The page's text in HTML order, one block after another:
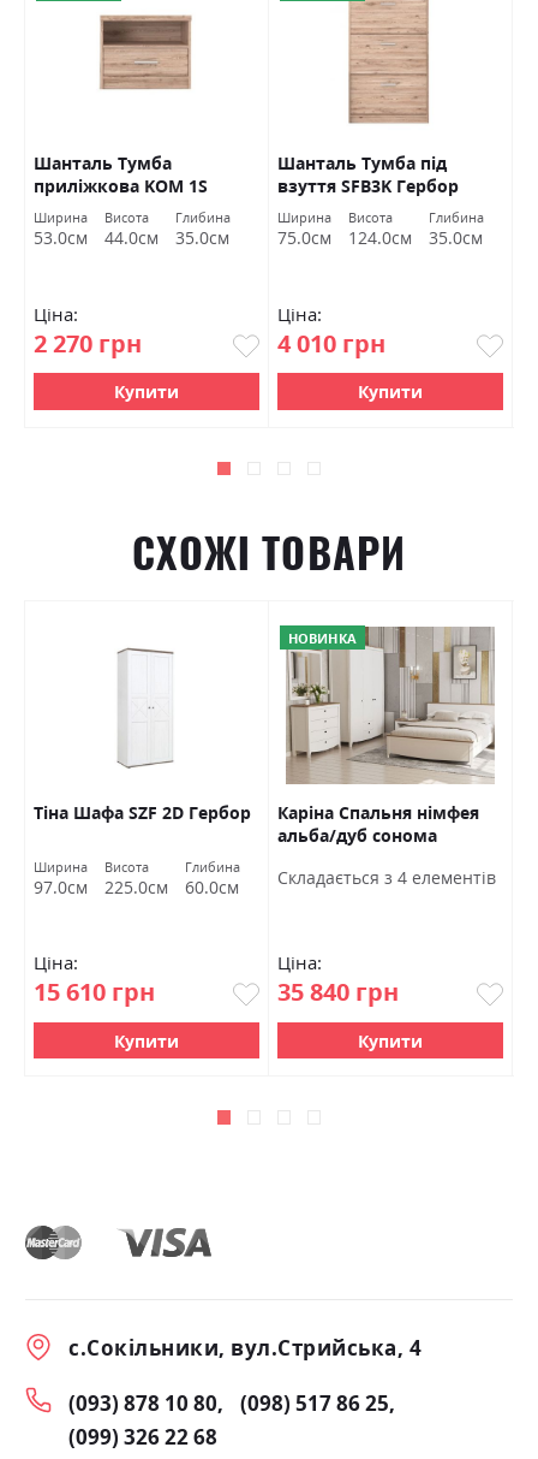
Шанталь Тумба
приліжкова KOM 1S
Гербор
Ширина
53.0см
Висота
44.0см
Глибина
35.0см
Ціна:
2 270 грн
Купити
Шанталь Тумба під
взуття SFB3K Гербор
Ширина
75.0см
Висота
124.0см
Глибина
35.0см
Ціна:
4 010 грн
Купити
СХОЖІ ТОВАРИ
Тіна Шафа SZF 2D Гербор
Ширина
97.0см
Висота
225.0см
Глибина
60.0см
Ціна:
15 610 грн
Купити
НОВИНКА
Каріна Спальня німфея
альба/дуб сонома
Cкладається з 4 елементів
Ціна:
35 840 грн
Купити
с.Сокільники, вул.Стрийська, 4
(093) 878 10 80
(098) 517 86 25
(099) 326 22 68